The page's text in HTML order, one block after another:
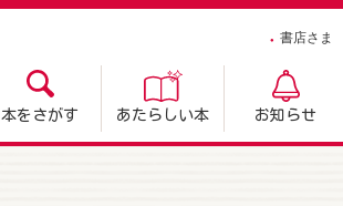
書店さま
本をさがす あたらしい本 お知らせ